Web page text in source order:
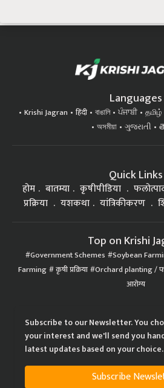
Languages
Krishi Jagran हिंदी বাঙালি ਪੰਜਾਬੀ தமிழ்
অসমীয়া
ગુજરાતી
Quick Links
होम बातम्या कृषीपीडिया
प्रक्रिया
यशकथा यांत्रिकीकरण
Top on Krishi
Government Schemes Soybean
Farming कृषी प्रक्रिया Orchard planting /
आरोग्य
Subscribe to our Newsletter. You
your interest and we'll send you
latest updates based on your choice.
Subscribe